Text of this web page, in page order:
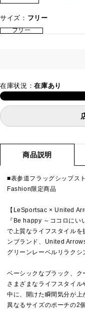
サイズ： フリー
フリー
在庫状況：在庫あり
商品説明
■表参道フラッグシップス
Fashion限定商品
【LeSportsac × United
『Be happy ～ココロに
で上質なライフスタイルを
ンブランド、United
グリーンレーベルリラクシ
ベーシックなブラック、ク
さまざまなライフスタイ
中に、開けた瞬間気分が上
異なるサイズのポーチの2